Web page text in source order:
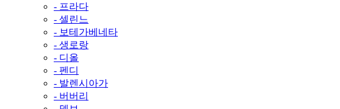
- 프라다
- 셀린느
- 보테가베네타
- 생로랑
- 디올
- 펜디
- 발렌시아가
- 버버리